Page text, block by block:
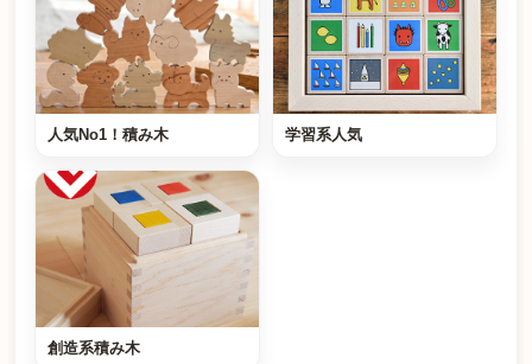
人気No1！積み木 学習系人気
創造系積み木